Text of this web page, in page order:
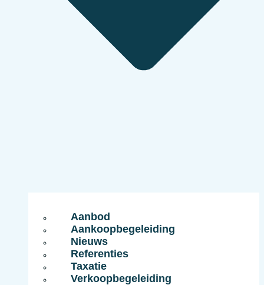
Aanbod
Aankoopbegeleiding
Nieuws
Referenties
Taxatie
Verkoopbegeleiding